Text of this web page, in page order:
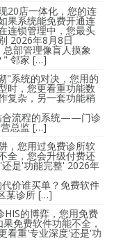
20店一体化，您的连
果系统能免费开通连
连锁管理中，您最头
2026年8月8日
部管理像盲人摸象
" 邻家 […]
"系统的对决，您用的
时，您更看重功能数
复杂，另一套功能稍
合流程的系统——门诊
营总监 […]
，您用过免费诊所软
全，您会升级付费还
是'功能完整' 2026年
价谁买单？免费软件
某诊所 […]
HIS的博弈，您用免费
免费软件功能不全，
看重'专业深度'还是'功